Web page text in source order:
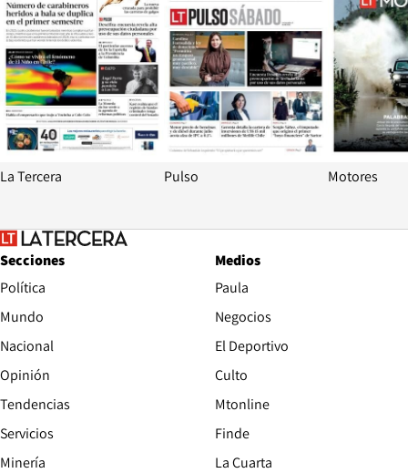
La Tercera Pulso Motores
Secciones
Política
Mundo
Nacional
Opinión
Tendencias
Servicios
Minería
Medios
Paula
Negocios
El Deportivo
Culto
Mtonline
Finde
La Cuarta